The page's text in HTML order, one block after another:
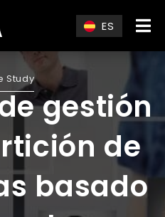
ES
Study
gestión
de
basado